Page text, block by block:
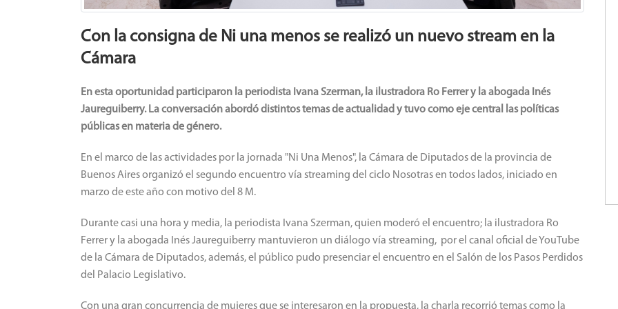
Con la consigna de Ni una menos se realizó un nuevo stream en la
Cámara
En esta oportunidad participaron la periodista Ivana Szerman, la ilustradora Ro Ferrer y la abogada Inés
Jaureguiberry. La conversación abordó distintos temas de actualidad y tuvo como eje central las políticas
públicas en materia de género.
En el marco de las actividades por la jornada "Ni Una Menos", la Cámara de Diputados de la provincia de
Buenos Aires organizó el segundo encuentro vía streaming del ciclo Nosotras en todos lados, iniciado en
marzo de este año con motivo del 8 M.
Durante casi una hora y media, la periodista Ivana Szerman, quien moderó el encuentro; la ilustradora Ro
Ferrer y la abogada Inés Jaureguiberry mantuvieron un diálogo vía streaming, por el canal oficial de YouTube
de la Cámara de Diputados, además, el público pudo presenciar el encuentro en el Salón de los Pasos Perdidos
del Palacio Legislativo.
Con una gran concurrencia de mujeres que se interesaron en la propuesta, la charla recorrió temas como la